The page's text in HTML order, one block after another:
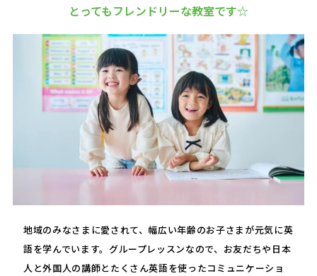
とってもフレンドリーな教室です☆
地域のみなさまに愛されて、幅広い年齢のお子さまが元気に英
語を学んでいます。グループレッスンなので、お友だちや日本
人と外国人の講師とたくさん英語を使ったコミュニケーショ